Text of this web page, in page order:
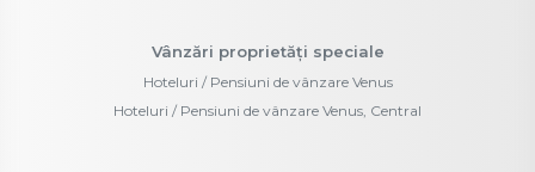
Vânzări proprietăți speciale
Hoteluri / Pensiuni de vânzare Venus
Hoteluri / Pensiuni de vânzare Venus, Central